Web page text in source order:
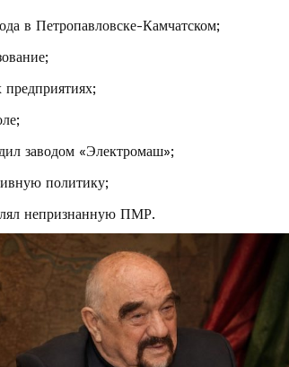
в Петропавловске-Камчатском;
заводом «Электромаш»;
политику;
непризнанную ПМР.